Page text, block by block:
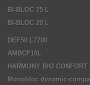
BI-BLOC 75 L
BI-BLOC 20 L
DEF50 L7700
AMBCF10L
HARMONY BIO CONFORT
Monobloc dynamic-